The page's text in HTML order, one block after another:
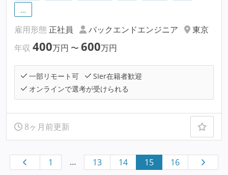
…
雇用形態 正社員 バックエンドエンジニア
東京
年収 400万円 〜 600万円
一部リモート可
SIer在籍者歓迎
オンラインで選考が受けられる
8ヶ月前更新
1 … 13 14 15 16